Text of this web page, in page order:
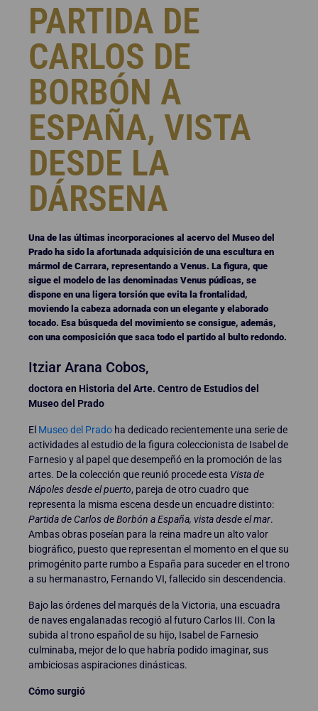
PARTIDA DE
CARLOS DE
BORBÓN A
ESPAÑA, VISTA
DESDE LA
DÁRSENA
Una de las últimas incorporaciones al acervo del Museo del
Prado ha sido la afortunada adquisición de una escultura en
mármol de Carrara, representando a Venus. La figura, que
sigue el modelo de las denominadas Venus púdicas, se
dispone en una ligera torsión que evita la frontalidad,
moviendo la cabeza adornada con un elegante y elaborado
tocado. Esa búsqueda del movimiento se consigue, además,
con una composición que saca todo el partido al bulto redondo.
Itziar Arana Cobos,
doctora en Historia del Arte. Centro de Estudios del
Museo del Prado
El Museo del Prado ha dedicado recientemente una serie de
actividades al estudio de la figura coleccionista de Isabel de
Farnesio y al papel que desempeñó en la promoción de las
artes. De la colección que reunió procede esta Vista de
Nápoles desde el puerto, pareja de otro cuadro que
representa la misma escena desde un encuadre distinto:
Partida de Carlos de Borbón a España, vista desde el mar.
Ambas obras poseían para la reina madre un alto valor
biográfico, puesto que representan el momento en el que su
primogénito parte rumbo a España para suceder en el trono
a su hermanastro, Fernando VI, fallecido sin descendencia.
Bajo las órdenes del marqués de la Victoria, una escuadra
de naves engalanadas recogió al futuro Carlos III. Con la
subida al trono español de su hijo, Isabel de Farnesio
culminaba, mejor de lo que habría podido imaginar, sus
ambiciosas aspiraciones dinásticas.
Cómo surgió